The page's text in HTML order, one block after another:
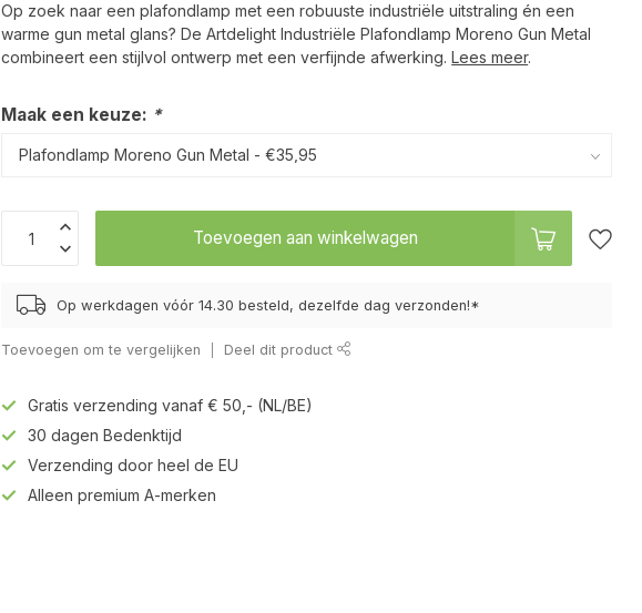
Op zoek naar een plafondlamp met een robuuste industriële uitstraling én een
warme gun metal glans? De Artdelight Industriële Plafondlamp Moreno Gun Metal
combineert een stijlvol ontwerp met een verfijnde afwerking.Lees meer.
Maak een keuze: *
Toevoegen aan winkelwagen
Op werkdagen vóór 14.30 besteld, dezelfde dag verzonden!*
Toevoegen om te vergelijken Deel dit product
Gratis verzending vanaf € 50,- (NL/BE)
30 dagen Bedenktijd
Verzending door heel de EU
Alleen premium A-merken